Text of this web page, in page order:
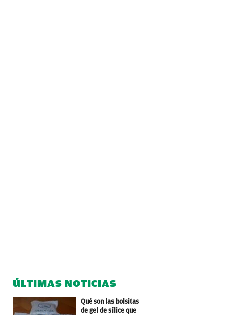
ÚLTIMAS NOTICIAS
Qué son las bolsitas
de gel de sílice que